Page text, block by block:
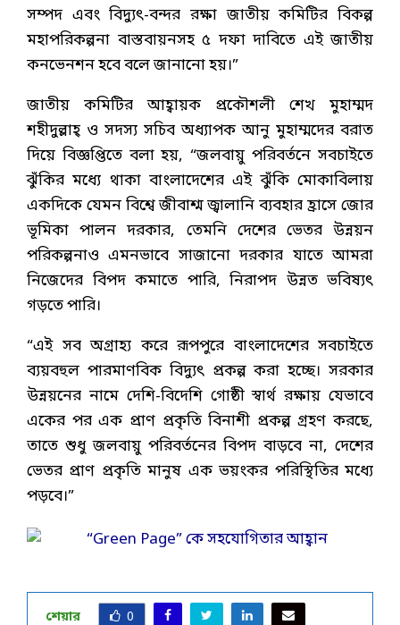
সম্পদ এবং বিদ্যুৎ-বন্দর রক্ষা জাতীয় কমিটির বিকল্প
মহাপরিকল্পনা বাস্তবায়নসহ ৫ দফা দাবিতে এই জাতীয়
কনভেনশন হবে বলে জানানো হয়।”
জাতীয় কমিটির আহ্বায়ক প্রকৌশলী শেখ মুহাম্মদ
শহীদুল্লাহ্ ও সদস্য সচিব অধ্যাপক আনু মুহাম্মদের বরাত
দিয়ে বিজ্ঞপ্তিতে বলা হয়, “জলবায়ু পরিবর্তনে সবচাইতে
ঝুঁকির মধ্যে থাকা বাংলাদেশের এই ঝুঁকি মোকাবিলায়
একদিকে যেমন বিশ্বে জীবাশ্ম জ্বালানি ব্যবহার হ্রাসে জোর
ভূমিকা পালন দরকার, তেমনি দেশের ভেতর উন্নয়ন
পরিকল্পনাও এমনভাবে সাজানো দরকার যাতে আমরা
নিজেদের বিপদ কমাতে পারি, নিরাপদ উন্নত ভবিষ্যৎ
গড়তে পারি।
“এই সব অগ্রাহ্য করে রূপপুরে বাংলাদেশের সবচাইতে
ব্যয়বহুল পারমাণবিক বিদ্যুৎ প্রকল্প করা হচ্ছে। সরকার
উন্নয়নের নামে দেশি-বিদেশি গোষ্ঠী স্বার্থ রক্ষায় যেভাবে
একের পর এক প্রাণ প্রকৃতি বিনাশী প্রকল্প গ্রহণ করছে,
তাতে শুধু জলবায়ু পরিবর্তনের বিপদ বাড়বে না, দেশের
ভেতর প্রাণ প্রকৃতি মানুষ এক ভয়ংকর পরিস্থিতির মধ্যে
পড়বে।”
শেয়ার 0